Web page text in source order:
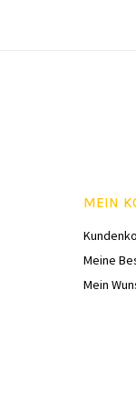
MEIN
Meine
Mein